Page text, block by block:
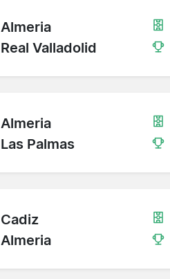
Almeria
Real Valladolid
Almeria
Las Palmas
Cadiz
Almeria